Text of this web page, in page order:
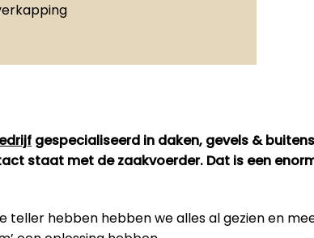
gespecialiseerd in daken, gevels &
staat met de zaakvoerder. Dat is een
teller hebben hebben we alles al gezien en